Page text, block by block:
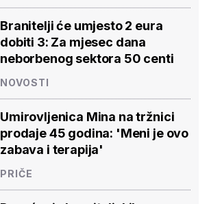
Branitelji će umjesto 2 eura
dobiti 3: Za mjesec dana
neborbenog sektora 50 centi
NOVOSTI
Umirovljenica Mina na tržnici
prodaje 45 godina: 'Meni je ovo
zabava i terapija'
PRIČE